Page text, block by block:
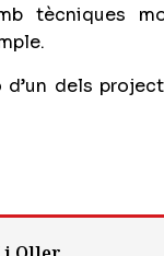
tècniques
dels